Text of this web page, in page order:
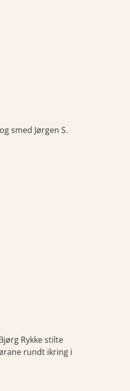
smed Jørgen S.
Rykke stilte
rundt ikring i